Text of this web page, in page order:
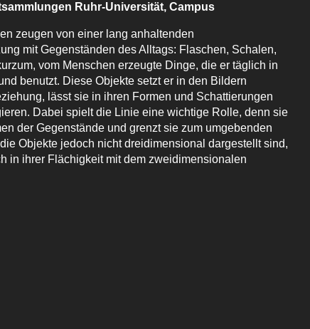
Ruhr-Universität, Campus
zeugen von einer lang anhaltenden
mit Gegenständen des Alltags: Flaschen, Schalen,
vom Menschen erzeugte Dinge, die er täglich in
benutzt. Diese Objekte setzt er in den Bildern
lässt sie in ihren Formen und Schattierungen
Dabei spielt die Linie eine wichtige Rolle, denn sie
der Gegenstände und grenzt sie zum umgebenden
Objekte jedoch nicht dreidimensional dargestellt sind,
in ihrer Flächigkeit mit dem zweidimensionalen